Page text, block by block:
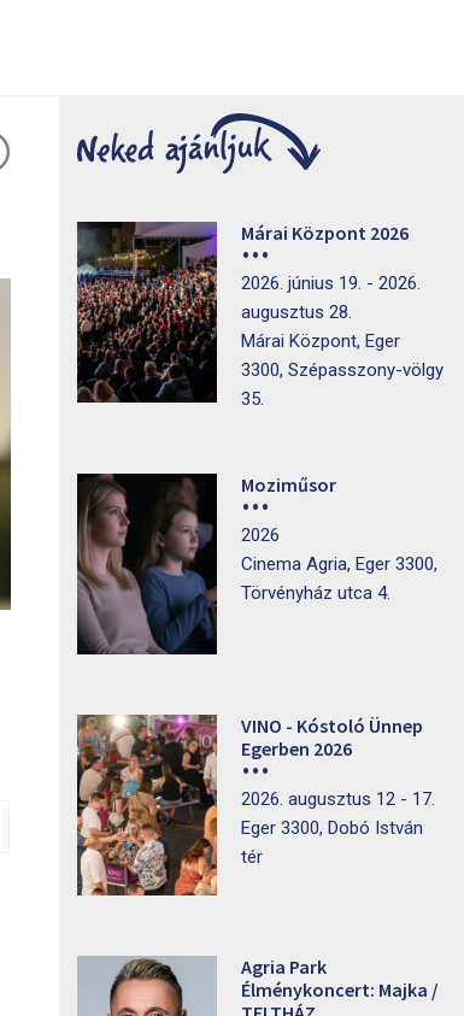
Márai Központ 2026
2026. június 19. - 2026.
augusztus 28.
Márai Központ, Eger
3300, Szépasszony-völgy
35.
Moziműsor
2026
Cinema Agria, Eger 3300,
Törvényház utca 4.
VINO - Kóstoló Ünnep
Egerben 2026
2026. augusztus 12 - 17.
Eger 3300, Dobó István
tér
Agria Park
Élménykoncert: Majka /